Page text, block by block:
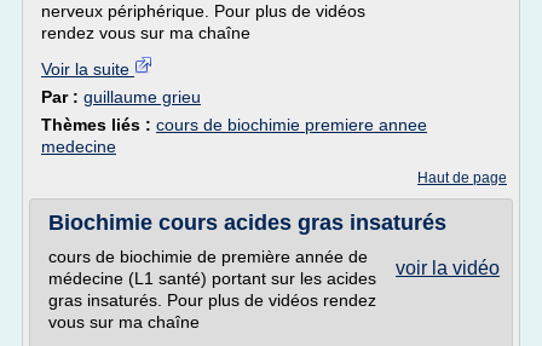
nerveux périphérique. Pour plus de vidéos
rendez vous sur ma chaîne
Voir la suite
Par : guillaume grieu
Thèmes liés : cours de biochimie premiere annee
medecine
Haut de page
Biochimie cours acides gras insaturés
voir la vidéo
cours de biochimie de première année de
médecine (L1 santé) portant sur les acides
gras insaturés. Pour plus de vidéos rendez
vous sur ma chaîne